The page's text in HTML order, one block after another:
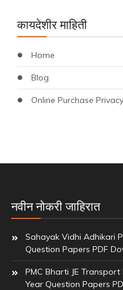
कायदेशीर माहिती
Home
Blog
Online Purchase
नवीन नोकरी जाहिरात
Sahayak Vidhi Adhikari
Question Papers PDF
PMC Bharti JE
Year Question Papers